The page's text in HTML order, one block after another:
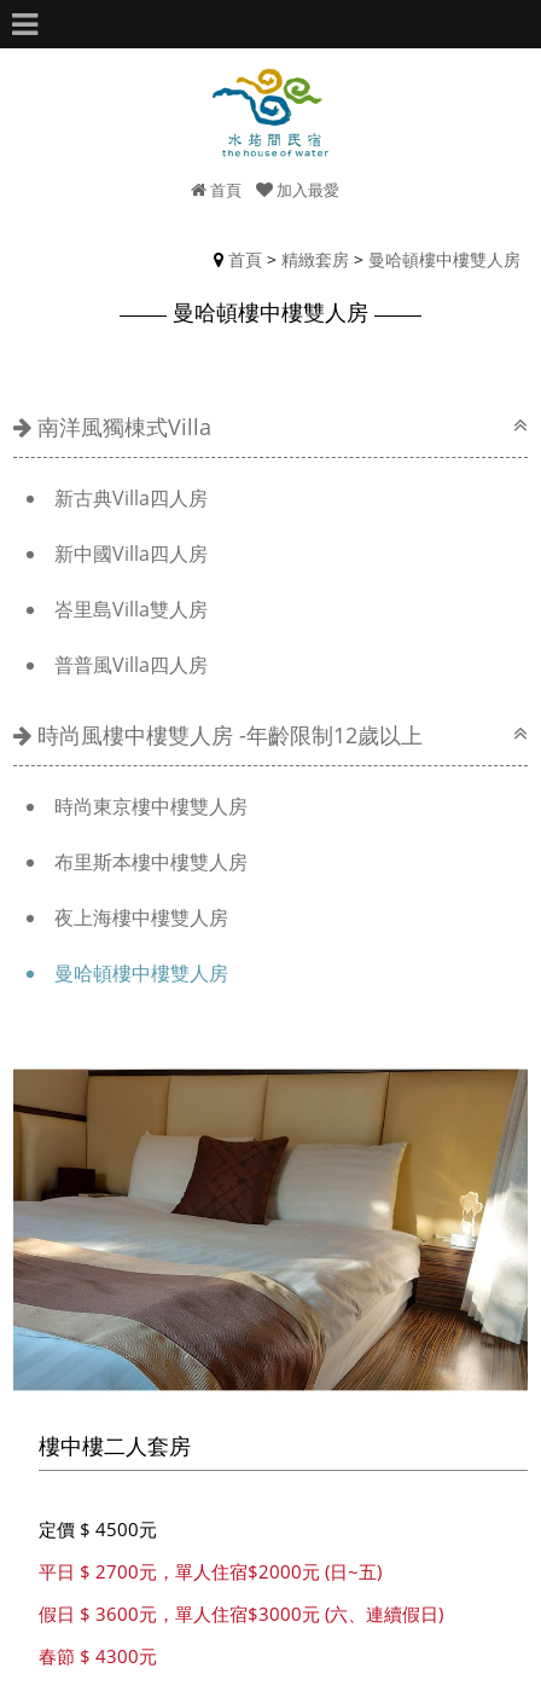
首頁 加入最愛
首頁> 精緻套房> 曼哈頓樓中樓雙人房
曼哈頓樓中樓雙人房
南洋風獨棟式Villa
新古典Villa四人房
新中國Villa四人房
峇里島Villa雙人房
普普風Villa四人房
時尚風樓中樓雙人房 -年齡限制12歲以上
時尚東京樓中樓雙人房
布里斯本樓中樓雙人房
夜上海樓中樓雙人房
曼哈頓樓中樓雙人房
樓中樓二人套房
定價 $ 4500元
平日 $ 2700元，單人住宿$2000元 (日~五)
假日 $ 3600元，單人住宿$3000元 (六、連續假日)
春節 $ 4300元